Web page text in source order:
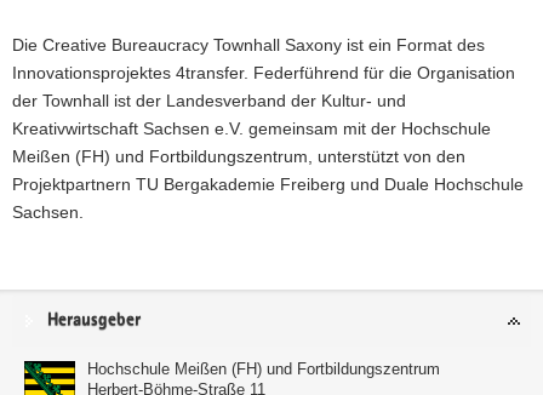
Die Creative Bureaucracy Townhall Saxony ist ein Format des
Innovationsprojektes 4transfer. Federführend für die Organisation
der Townhall ist der Landesverband der Kultur- und
Kreativwirtschaft Sachsen e.V. gemeinsam mit der Hochschule
Meißen (FH) und Fortbildungszentrum, unterstützt von den
Projektpartnern TU Bergakademie Freiberg und Duale Hochschule
Sachsen.
Service
Herausgeber
Hochschule Meißen (FH) und Fortbildungszentrum
Herbert-Böhme-Straße 11